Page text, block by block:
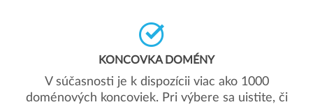
KONCOVKA DOMÉNY
V súčasnosti je k dispozícii viac ako 1000
doménových koncoviek. Pri výbere sa uistite, či